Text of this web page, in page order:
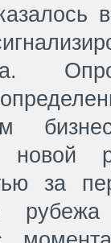
новой
за